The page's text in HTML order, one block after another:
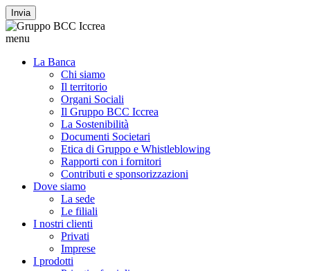
Invia
menu
La Banca
Chi siamo
Il territorio
Organi Sociali
Il Gruppo BCC Iccrea
La Sostenibilità
Documenti Societari
Etica di Gruppo e Whistleblowing
Rapporti con i fornitori
Contributi e sponsorizzazioni
Dove siamo
La sede
Le filiali
I nostri clienti
Privati
Imprese
I prodotti